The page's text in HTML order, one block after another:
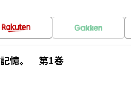
憶。 第1巻